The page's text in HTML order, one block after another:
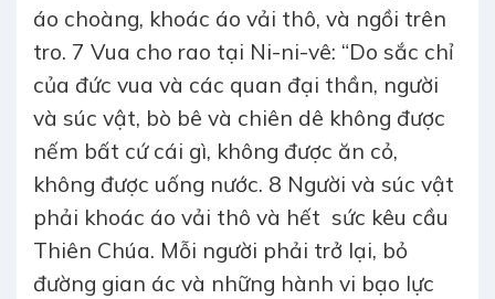
áo choàng, khoác áo vải thô, và ngồi trên
tro. 7 Vua cho rao tại Ni-ni-vê: “Do sắc chỉ
của đức vua và các quan đại thần, người
và súc vật, bò bê và chiên dê không được
nếm bất cứ cái gì, không được ăn cỏ,
không được uống nước. 8 Người và súc vật
phải khoác áo vải thô và hết sức kêu cầu
Thiên Chúa. Mỗi người phải trở lại, bỏ
đường gian ác và những hành vi bạo lực